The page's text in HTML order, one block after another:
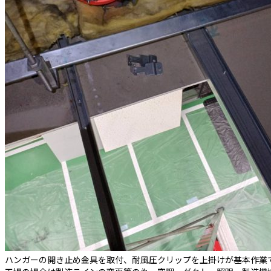
ハンガーの開き止め金具を取付、耐風圧クリップを上掛けが基本作業